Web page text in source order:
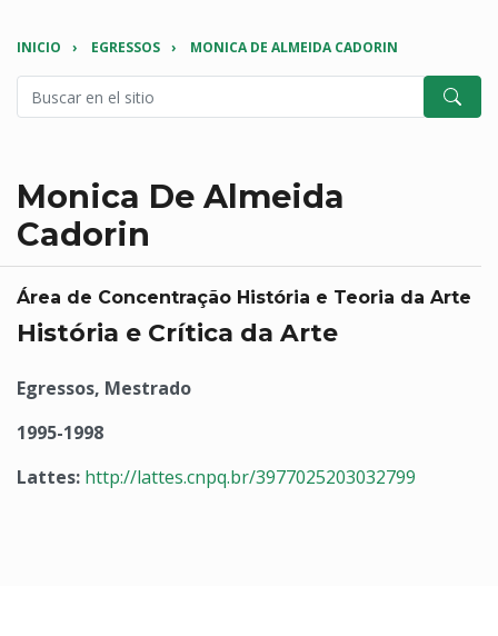
INICIO EGRESSOS MONICA DE ALMEIDA CADORIN
Monica De Almeida
Cadorin
Área de Concentração História e Teoria da Arte
História e Crítica da Arte
Egressos, Mestrado
1995-1998
Lattes: http://lattes.cnpq.br/3977025203032799